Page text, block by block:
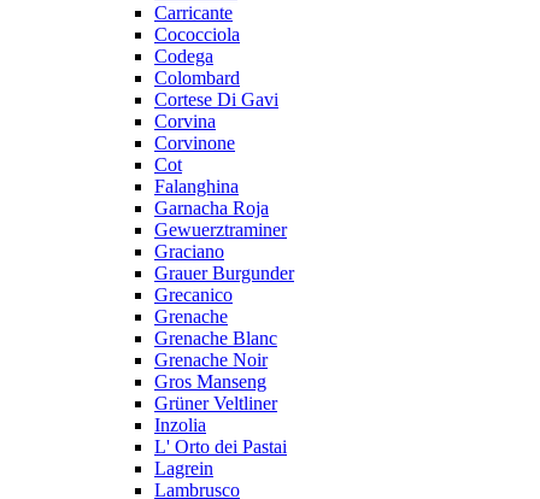
Carricante
Cococciola
Codega
Colombard
Cortese Di Gavi
Corvina
Corvinone
Cot
Falanghina
Garnacha Roja
Gewuerztraminer
Graciano
Grauer Burgunder
Grecanico
Grenache
Grenache Blanc
Grenache Noir
Gros Manseng
Grüner Veltliner
Inzolia
L' Orto dei Pastai
Lagrein
Lambrusco